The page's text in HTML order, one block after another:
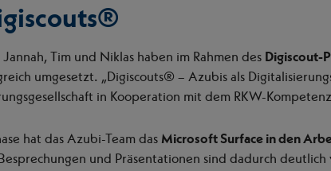
Tim und Niklas haben im Rahmen des Digiscout-
umgesetzt. „Digiscouts® – Azubis als
in Kooperation mit dem RKW-
hat das Azubi-Team das Microsoft Surface in den
und Präsentationen sind dadurch